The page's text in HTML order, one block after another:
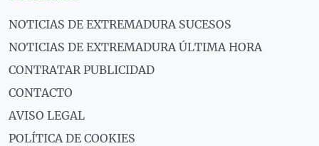
NOTICIAS DE EXTREMADURA SUCESOS
NOTICIAS DE EXTREMADURA ÚLTIMA HORA
CONTRATAR PUBLICIDAD
CONTACTO
AVISO LEGAL
POLÍTICA DE COOKIES